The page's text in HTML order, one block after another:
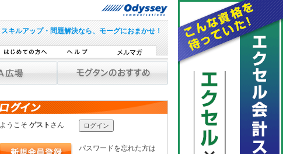
スキルアップ・問題解決なら、モーグにおまかせ！
ようこそ ゲスト さん
パスワードを忘れた方は